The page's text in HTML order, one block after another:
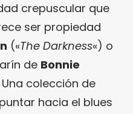
crepuscular que
ser propiedad
(«The Darkness«) o
de Bonnie
Una colección de
hacia el blues